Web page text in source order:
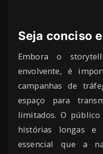
Seja conciso
Embora o
envolvente, é
campanhas de
espaço para
limitados. O
histórias longas e
essencial que a